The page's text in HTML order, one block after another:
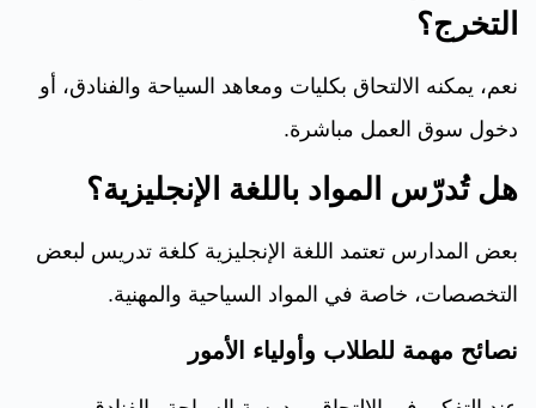
التخرج؟
نعم، يمكنه الالتحاق بكليات ومعاهد السياحة والفنادق، أو
دخول سوق العمل مباشرة.
هل تُدرّس المواد باللغة الإنجليزية؟
بعض المدارس تعتمد اللغة الإنجليزية كلغة تدريس لبعض
التخصصات، خاصة في المواد السياحية والمهنية.
نصائح مهمة للطلاب وأولياء الأمور